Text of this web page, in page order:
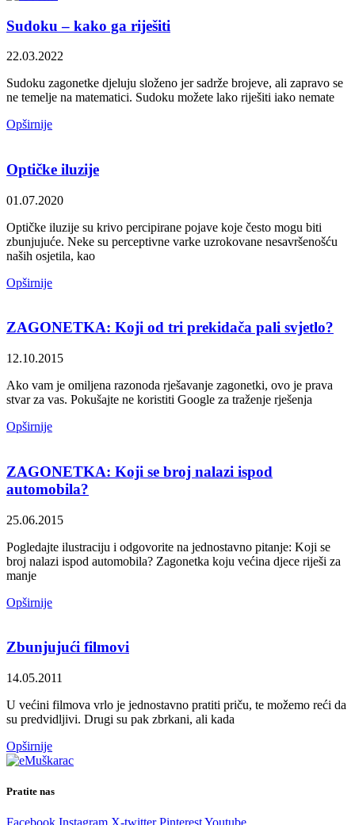
Sudoku – kako ga riješiti
22.03.2022
Sudoku zagonetke djeluju složeno jer sadrže brojeve, ali zapravo se
ne temelje na matematici. Sudoku možete lako riješiti iako nemate
Opširnije
Optičke iluzije
01.07.2020
Optičke iluzije su krivo percipirane pojave koje često mogu biti
zbunjujuće. Neke su perceptivne varke uzrokovane nesavršenošću
naših osjetila, kao
Opširnije
ZAGONETKA: Koji od tri prekidača pali svjetlo?
12.10.2015
Ako vam je omiljena razonoda rješavanje zagonetki, ovo je prava
stvar za vas. Pokušajte ne koristiti Google za traženje rješenja
Opširnije
ZAGONETKA: Koji se broj nalazi ispod
automobila?
25.06.2015
Pogledajte ilustraciju i odgovorite na jednostavno pitanje: Koji se
broj nalazi ispod automobila? Zagonetka koju većina djece riješi za
manje
Opširnije
Zbunjujući filmovi
14.05.2011
U većini filmova vrlo je jednostavno pratiti priču, te možemo reći da
su predvidljivi. Drugi su pak zbrkani, ali kada
Opširnije
Pratite nas